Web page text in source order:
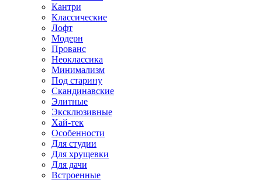
Кантри
Классические
Лофт
Модерн
Прованс
Неоклассика
Минимализм
Под старину
Скандинавские
Элитные
Эксклюзивные
Хай-тек
Особенности
Для студии
Для хрущевки
Для дачи
Встроенные